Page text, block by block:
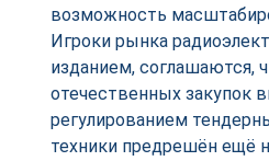
возможность
Игроки рынка
изданием, соглашаются,
отечественных закупок
регулированием
техники предрешён ещё